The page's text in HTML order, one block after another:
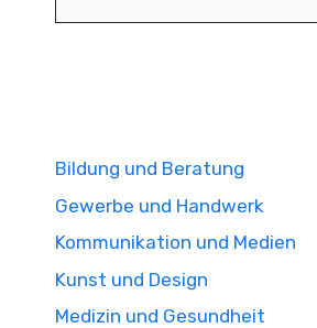
Bildung und Beratung
Gewerbe und Handwerk
Kommunikation und Medien
Kunst und Design
Medizin und Gesundheit